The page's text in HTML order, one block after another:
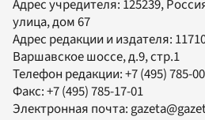
Адрес учредителя: 125239,
улица, дом 67
Адрес редакции и издателя:
Варшавское шоссе, д.9, стр.1
Телефон редакции:+7 (495) 785-
Факс:+7 (495) 785-17-01
Электронная почта: